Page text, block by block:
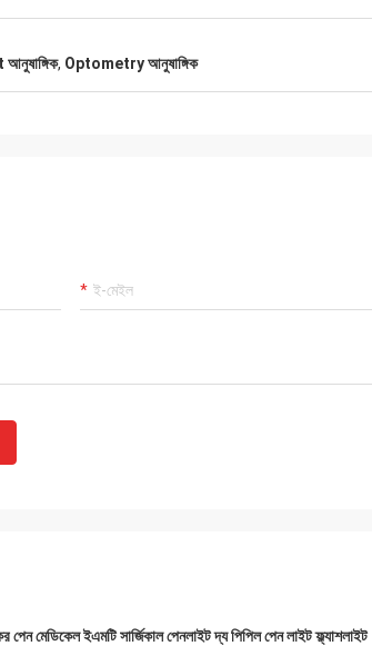
, Optometry আনুষাঙ্গিক
ইএমটি সার্জিকাল পেনলাইট দ্য পিপিল পেন লাইট ফ্ল্যাশলাইট